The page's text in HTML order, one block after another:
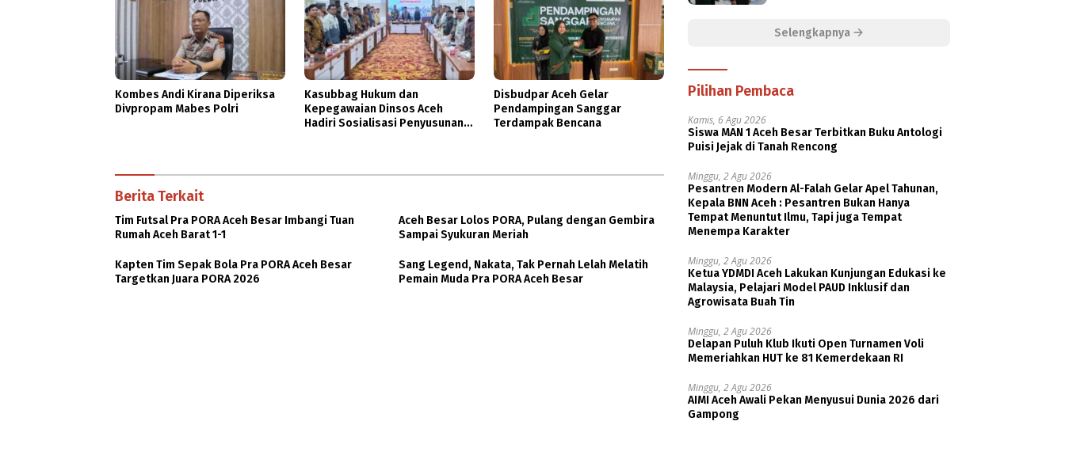
Kombes Andi Kirana Diperiksa
Divpropam Mabes Polri
Kasubbag Hukum dan
Kepegawaian Dinsos Aceh
Hadiri Sosialisasi Penyusunan
Disbudpar Aceh Gelar
Pendampingan Sanggar
Terdampak Bencana
Berita Terkait
Tim Futsal Pra PORA Aceh Besar Imbangi Tuan
Rumah Aceh Barat 1-1
Aceh Besar Lolos PORA, Pulang dengan Gembira
Sampai Syukuran Meriah
Kapten Tim Sepak Bola Pra PORA Aceh Besar
Targetkan Juara PORA 2026
Sang Legend, Nakata, Tak Pernah Lelah Melatih
Pemain Muda Pra PORA Aceh Besar
Selengkapnya
Pilihan Pembaca
Kamis, 6 Agu 2026
Siswa MAN 1 Aceh Besar Terbitkan Buku Antologi
Puisi Jejak di Tanah Rencong
Minggu, 2 Agu 2026
Pesantren Modern Al-Falah Gelar Apel Tahunan,
Kepala BNN Aceh : Pesantren Bukan Hanya
Tempat Menuntut Ilmu, Tapi juga Tempat
Menempa Karakter
Minggu, 2 Agu 2026
Ketua YDMDI Aceh Lakukan Kunjungan Edukasi ke
Malaysia, Pelajari Model PAUD Inklusif dan
Agrowisata Buah Tin
Minggu, 2 Agu 2026
Delapan Puluh Klub Ikuti Open Turnamen Voli
Memeriahkan HUT ke 81 Kemerdekaan RI
Minggu, 2 Agu 2026
AIMI Aceh Awali Pekan Menyusui Dunia 2026 dari
Gampong